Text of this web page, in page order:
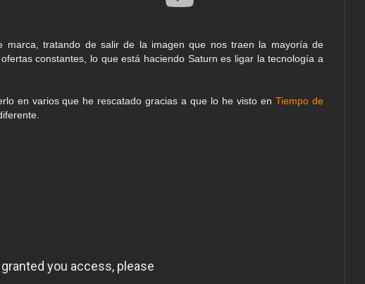
marca, tratando de salir de la imagen que nos traen la mayoría de
constantes, lo que está haciendo Saturn es ligar la tecnología a
en varios que he rescatado gracias a que lo he visto enTiempo de